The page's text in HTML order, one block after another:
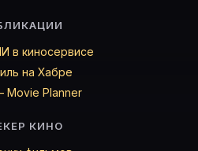
в киносервисе
на Хабре
Planner
КИНО